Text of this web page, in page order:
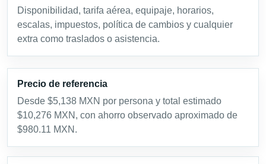
Disponibilidad, tarifa aérea, equipaje, horarios,
escalas, impuestos, política de cambios y cualquier
extra como traslados o asistencia.
Precio de referencia
Desde $5,138 MXN por persona y total estimado
$10,276 MXN, con ahorro observado aproximado de
$980.11 MXN.